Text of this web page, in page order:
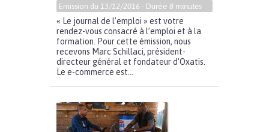
Emission du 13/12/2016 - Durée 8 minutes
« Le journal de l’emploi » est votre
rendez-vous consacré à l’emploi et à la
formation. Pour cette émission, nous
recevons Marc Schillaci, président-
directeur général et fondateur d’Oxatis.
Le e-commerce est...